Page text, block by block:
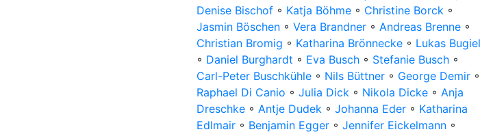
Denise Bischof ◦ Katja Böhme ◦ Christine Borck ◦
Jasmin Böschen ◦ Vera Brandner ◦ Andreas Brenne ◦
Christian Bromig ◦ Katharina Brönnecke ◦ Lukas Bugiel
◦ Daniel Burghardt ◦ Eva Busch ◦ Stefanie Busch ◦
Carl-Peter Buschkühle ◦ Nils Büttner ◦ George Demir ◦
Raphael Di Canio ◦ Julia Dick ◦ Nikola Dicke ◦ Anja
Dreschke ◦ Antje Dudek ◦ Johanna Eder ◦ Katharina
Edlmair ◦ Benjamin Egger ◦ Jennifer Eickelmann ◦